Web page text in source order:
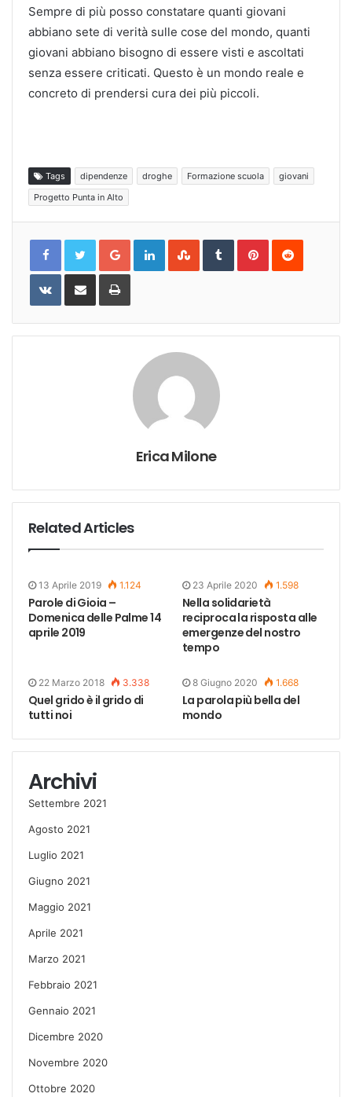
Sempre di più posso constatare quanti giovani
abbiano sete di verità sulle cose del mondo, quanti
giovani abbiano bisogno di essere visti e ascoltati
senza essere criticati. Questo è un mondo reale e
concreto di prendersi cura dei più piccoli.
Tags dipendenze droghe Formazione scuola
giovani
Progetto Punta in Alto
Google+LinkedInStumbleUpon
TumblrPinterestReddit
VKontakteShare
Email
Print
Erica Milone
Related Articles
13 Aprile 2019 1.124
Parole di Gioia –
Domenica delle Palme 14
aprile 2019
23 Aprile 2020 1.598
Nella solidarietà
reciproca la risposta alle
emergenze del nostro
tempo
22 Marzo 2018 3.338
Quel grido è il grido di
tutti noi
8 Giugno 2020 1.668
La parola più bella del
mondo
Archivi
Settembre 2021
Agosto 2021
Luglio 2021
Giugno 2021
Maggio 2021
Aprile 2021
Marzo 2021
Febbraio 2021
Gennaio 2021
Dicembre 2020
Novembre 2020
Ottobre 2020